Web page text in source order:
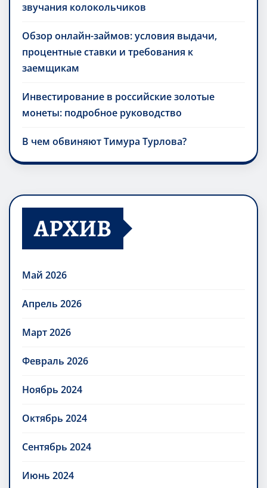
звучания колокольчиков
Обзор онлайн-займов: условия выдачи,
процентные ставки и требования к
заемщикам
Инвестирование в российские золотые
монеты: подробное руководство
В чем обвиняют Тимура Турлова?
АРХИВ
Май 2026
Апрель 2026
Март 2026
Февраль 2026
Ноябрь 2024
Октябрь 2024
Сентябрь 2024
Июнь 2024